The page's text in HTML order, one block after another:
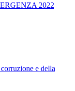
2022
e della